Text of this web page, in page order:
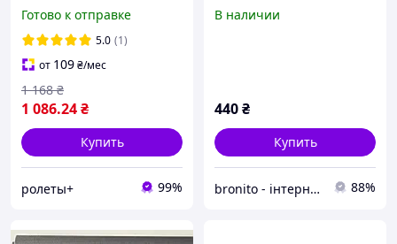
054 Серый ТЕРМО от
100см до 200см
Готово к отправке
5.0 (1)
от 109₴/мес
1 086.24₴
1 168 ₴
Купить
ролеты+ 99%
В наличии
440₴
Купить
bronito - інтернет-магазин із широким асортиментом 88%